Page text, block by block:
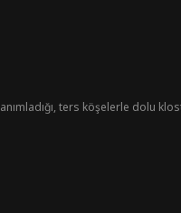
ters köşelerle dolu